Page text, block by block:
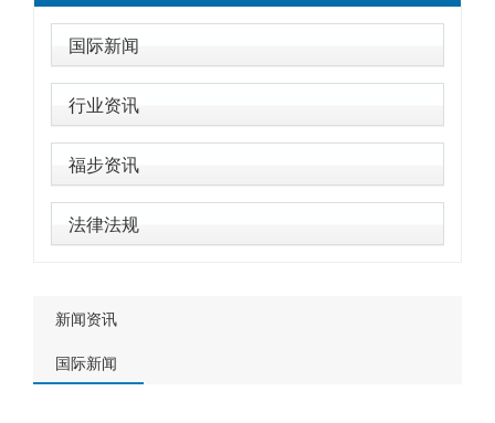
国际新闻
行业资讯
福步资讯
法律法规
新闻资讯
国际新闻